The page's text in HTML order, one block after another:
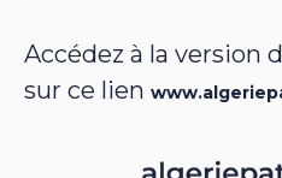
Accédez à la version
sur ce lien